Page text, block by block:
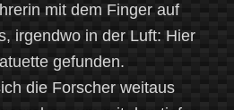
mit dem Finger auf
irgendwo in der Luft: Hier
gefunden.
die Forscher weitaus